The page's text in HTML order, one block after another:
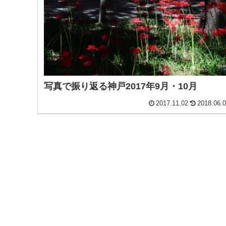
写真で振り返る神戸2017年9月・10月
2017.11.02